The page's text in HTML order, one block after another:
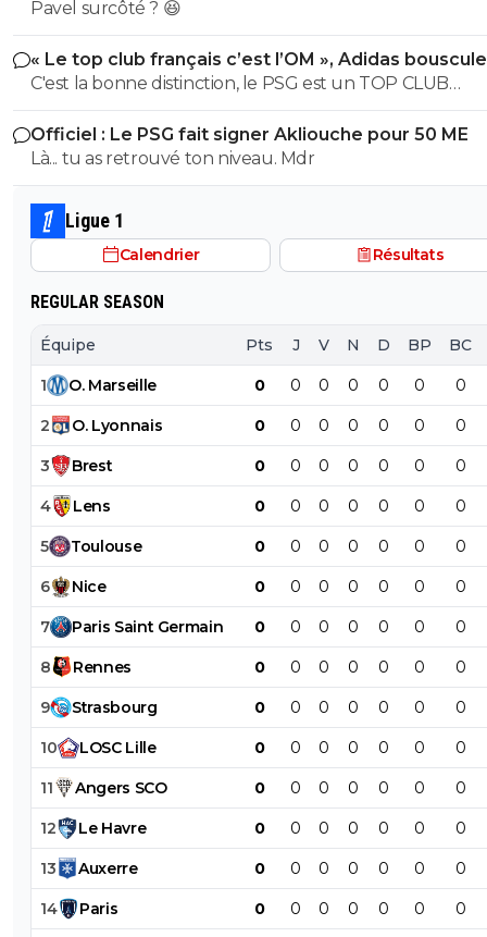
Pavel surcôté ? 😆
« Le top club français c’est l’OM », Adidas
PSG
C'est la bonne distinction, le PSG est un TOP CLUB
MONDIAL, l'OM est un top Club Français!
Officiel : Le PSG fait signer Akliouche pour 50 ME
Là... tu as retrouvé ton niveau. Mdr
Ligue 1
Calendrier Résultats
REGULAR SEASON
Équipe Pts J V N D BP BC
1 O. Marseille 0 0 0 0 0 0 0
2 O. Lyonnais 0 0 0 0 0 0 0
3 Brest 0 0 0 0 0 0 0
4 Lens 0 0 0 0 0 0 0
5 Toulouse 0 0 0 0 0 0 0
6 Nice 0 0 0 0 0 0 0
7 Paris Saint Germain 0 0 0 0 0 0 0
8 Rennes 0 0 0 0 0 0 0
9 Strasbourg 0 0 0 0 0 0 0
10 LOSC Lille 0 0 0 0 0 0 0
11 Angers SCO 0 0 0 0 0 0 0
12 Le Havre 0 0 0 0 0 0 0
13 Auxerre 0 0 0 0 0 0 0
14 Paris 0 0 0 0 0 0 0